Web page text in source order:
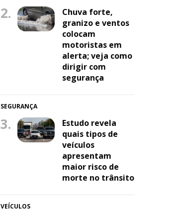
2.
Chuva forte,
granizo e ventos
colocam
motoristas em
alerta; veja como
dirigir com
segurança
SEGURANÇA
3.
Estudo revela
quais tipos de
veículos
apresentam
maior risco de
morte no trânsito
VEÍCULOS